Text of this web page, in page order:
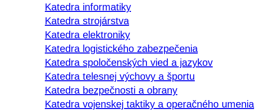
Katedra informatiky
Katedra strojárstva
Katedra elektroniky
Katedra logistického zabezpečenia
Katedra spoločenských vied a jazykov
Katedra telesnej výchovy a športu
Katedra bezpečnosti a obrany
Katedra vojenskej taktiky a operačného umenia